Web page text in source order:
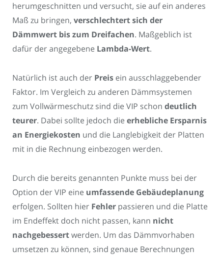
herumgeschnitten und versucht, sie auf ein anderes
Maß zu bringen, verschlechtert sich der
Dämmwert bis zum Dreifachen. Maßgeblich ist
dafür der angegebene Lambda-Wert.
Natürlich ist auch der Preis ein ausschlaggebender
Faktor. Im Vergleich zu anderen Dämmsystemen
zum Vollwärmeschutz sind die VIP schon deutlich
teurer. Dabei sollte jedoch die erhebliche Ersparnis
an Energiekosten und die Langlebigkeit der Platten
mit in die Rechnung einbezogen werden.
Durch die bereits genannten Punkte muss bei der
Option der VIP eine umfassende Gebäudeplanung
erfolgen. Sollten hier Fehler passieren und die Platte
im Endeffekt doch nicht passen, kann nicht
nachgebessertwerden. Um das Dämmvorhaben
umsetzen zu können, sind genaue Berechnungen